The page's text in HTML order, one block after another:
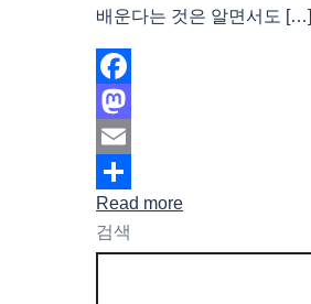
배운다는 것은 알면서도 […]
Facebook
Mastodon
Email
Share
Read more
검색